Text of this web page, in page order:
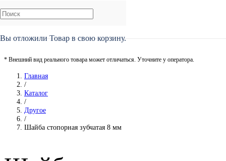
Вы отложили Товар в свою корзину.
* Внешний вид реального товара может отличаться. Уточните у оператора.
Главная
/
Каталог
/
Другое
/
Шайба стопорная зубчатая 8 мм